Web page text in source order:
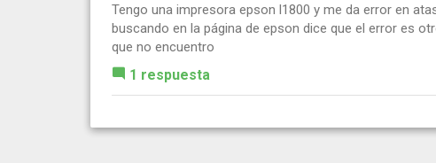
Tengo una impresora epson l1800 y me da error en
buscando en la página de epson dice que el error es
que no encuentro
1 respuesta